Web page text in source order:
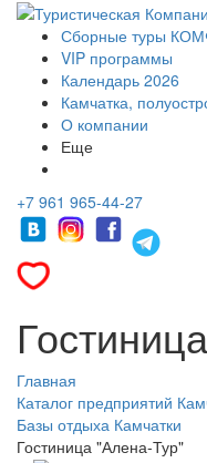
Сборные туры
VIP программы
Календарь 2026
Камчатка,
О компании
Еще
+7 961 965-44-27
Главная
Каталог предприятий
Базы отдыха Камчатки
Гостиница "Алена-Тур"